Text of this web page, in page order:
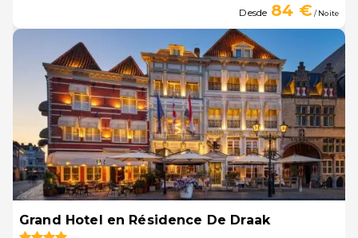
Desde 84 €/ Noite
Grand Hotel en Résidence De Draak